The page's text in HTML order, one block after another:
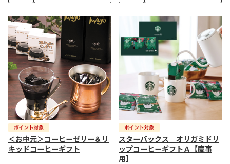
＜お中元＞コーヒーゼリー＆リ
キッドコーヒーギフト
スターバックス オリガミドリ
ップコーヒーギフトＡ【慶事
用】